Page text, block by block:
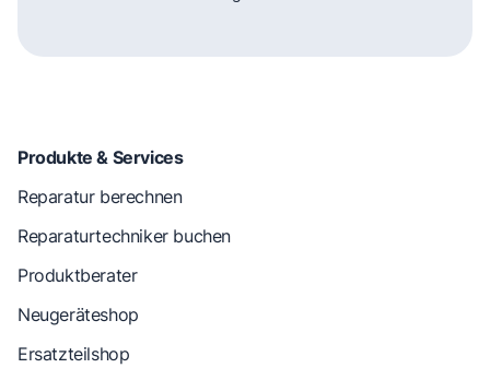
Produkte & Services
Reparatur berechnen
Reparaturtechniker buchen
Produktberater
Neugeräteshop
Ersatzteilshop